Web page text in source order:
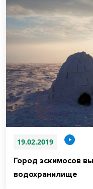
19.02.2019
Город эскимосов
водохранилище